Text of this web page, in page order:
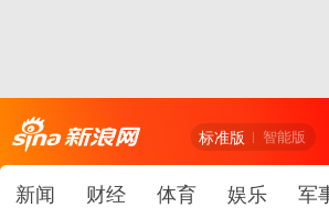
标准版 智能版
新闻 财经 体育 娱乐 军